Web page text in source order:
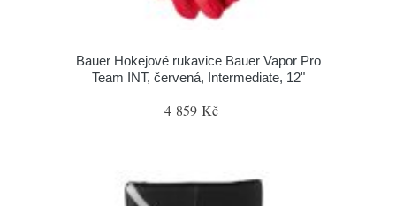
Bauer Hokejové rukavice Bauer Vapor Pro
Team INT, červená, Intermediate, 12"
4 859 Kč